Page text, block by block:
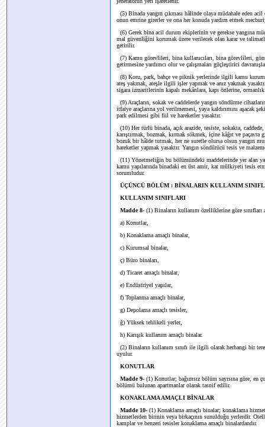
(5) Binada yangın çıkması hâlinde olaya müdahale eden
onun emrine girerler ve ona her konuda yardım etmek
(6) Gerek bina acil durum ekiplerinin ve gerekse yangına
mal güvenliğini korumak üzere verilecek olan karar ve
getirilir.
(7) Kamu görevlileri, bina kullanıcıları, bina görevlileri,
getirmesine yardımcı olur ve çalışmaları güçleştirici
(8) Koru, park, bahçe ve piknik yerlerinde ilgili kamu kurum
ateş yakmak, ateşle ilgili işler yapmak ve anız yakmak
sigara izmaritlerinin kapalı mekânlara, kapı önlerine,
(9) Araçların, sokak ve caddelerde yangın söndürme
itfaiye araçlarına yol verilmemesi, yaya kaldırımını aşacak
park edilmesi gibi fiil ve hareketler yasaktır.
(10) Her türlü binada, açık arazide, tesiste, sokakta,
karıştırmak, bozmak, kırmak sökmek, içine kâğıt ve
bozuk bir hâlde tutmak, her ne suretle olursa olsun yangın
hareketler yapmak yasaktır. Yangın söndürücü tesis ve
(11) Yönetmeliğin bu bölümündeki maddelerinde yer alan
kamu yapılarında binadaki en üst amir, kat mülkiyeti tesis
sorumludur.
ÜÇÜNCÜ BÖLÜM : BİNALARIN KULLANIM
KULLANIM SINIFLARI
Madde 8- (1) Binaların kullanım özelliklerine göre
a) Konutlar,
b) Konaklama amaçlı binalar,
c) Kurumsal binalar,
ç) Büro binaları,
d) Ticaret amaçlı binalar,
e) Endüstriyel yapılar,
f) Toplanma amaçlı binalar,
g) Depolama amaçlı tesisler,
ğ) Yüksek tehlikeli yerler,
h) Karışık kullanım amaçlı binalar.
(2) Binaların kullanım sınıfı ile ilgili olarak herhangi bir
uyulur.
KONUTLAR
Madde 9- (1) Konutlar; bağımsız bölüm sayısına göre,
bölümü bulunan apartmanlar olarak tasnif edilir.
KONAKLAMA AMAÇLI BİNALAR
Madde 10- (1) Konaklama amaçlı binalar; konaklama
hizmetlerden birinin veya birkaçının sunulduğu yerlerdir.
kamplar ve benzeri tesisler konaklama amaçlı binalardandır.